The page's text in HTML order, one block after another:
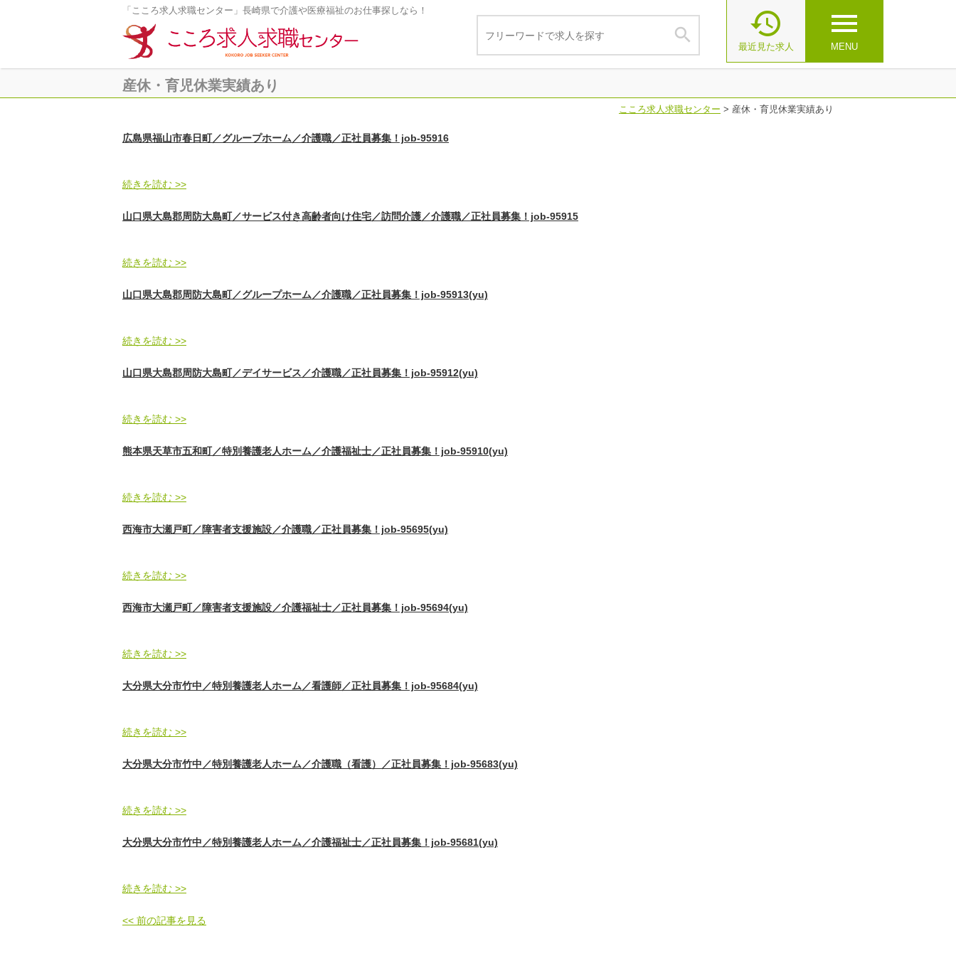
「こころ求人求職センター」長崎県で介護や医療福祉のお仕事探しなら！
 menu
MENU

最近見た求人
産休・育児休業実績あり
こころ求人求職センター > 産休・育児休業実績あり
広島県福山市春日町／グループホーム／介護職／正社員募集！job-95916
続きを読む >>
山口県大島郡周防大島町／サービス付き高齢者向け住宅／訪問介護／介護職／正社員募集！job-95915
続きを読む >>
山口県大島郡周防大島町／グループホーム／介護職／正社員募集！job-95913(yu)
続きを読む >>
山口県大島郡周防大島町／デイサービス／介護職／正社員募集！job-95912(yu)
続きを読む >>
熊本県天草市五和町／特別養護老人ホーム／介護福祉士／正社員募集！job-95910(yu)
続きを読む >>
西海市大瀬戸町／障害者支援施設／介護職／正社員募集！job-95695(yu)
続きを読む >>
西海市大瀬戸町／障害者支援施設／介護福祉士／正社員募集！job-95694(yu)
続きを読む >>
大分県大分市竹中／特別養護老人ホーム／看護師／正社員募集！job-95684(yu)
続きを読む >>
大分県大分市竹中／特別養護老人ホーム／介護職（看護）／正社員募集！job-95683(yu)
続きを読む >>
大分県大分市竹中／特別養護老人ホーム／介護福祉士／正社員募集！job-95681(yu)
続きを読む >>
<< 前の記事を見る